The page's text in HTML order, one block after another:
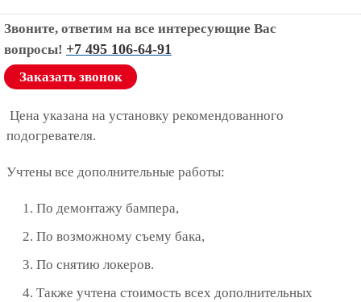
Звоните, ответим на все интересующие Вас
вопросы! +7 495 106-64-91
Заказать звонок
Цена указана на установку рекомендованного
подогревателя.
Учтены все дополнительные работы:
По демонтажу бампера,
По возможному съему бака,
По снятию локеров.
Также учтена стоимость всех дополнительных